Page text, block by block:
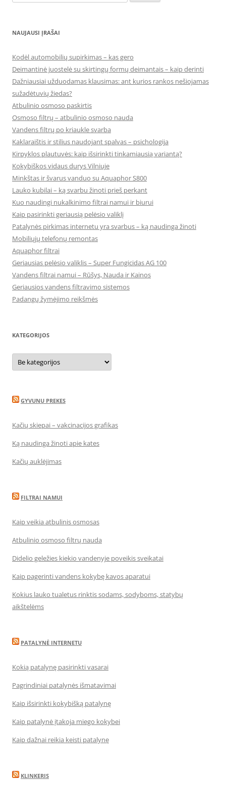
NAUJAUSI ĮRAŠAI
Kodėl automobilių supirkimas – kas gero
Deimantinė juostelė su skirtingų formų deimantais – kaip derinti
Dažniausiai užduodamas klausimas: ant kurios rankos nešiojamas
sužadėtuvių žiedas?
Atbulinio osmoso paskirtis
Osmoso filtrų – atbulinio osmoso nauda
Vandens filtrų po kriaukle svarba
Kaklaraištis ir stilius naudojant spalvas – psichologija
Kirpyklos plautuvės: kaip išsirinkti tinkamiausią variantą?
Kokybiškos vidaus durys Vilniuje
Minkštas ir švarus vanduo su Aquaphor S800
Lauko kubilai – ką svarbu žinoti prieš perkant
Kuo naudingi nukalkinimo filtrai namui ir biurui
Kaip pasirinkti geriausią pelėsio valiklį
Patalynės pirkimas internetu yra svarbus – ką naudinga žinoti
Mobiliųjų telefonų remontas
Aquaphor filtrai
Geriausias pelėsio valiklis – Super Fungicidas AG 100
Vandens filtrai namui – Rūšys, Nauda ir Kainos
Geriausios vandens filtravimo sistemos
Padangų žymėjimo reikšmės
KATEGORIJOS
Kategorijos
GYVUNU PREKES
Kačių skiepai – vakcinacijos grafikas
Ką naudinga žinoti apie kates
Kačių auklėjimas
FILTRAI NAMUI
Kaip veikia atbulinis osmosas
Atbulinio osmoso filtrų nauda
Didelio geležies kiekio vandenyje poveikis sveikatai
Kaip pagerinti vandens kokybę kavos aparatui
Kokius lauko tualetus rinktis sodams, sodyboms, statybų
aikštelėms
PATALYNĖ INTERNETU
Kokią patalynę pasirinkti vasarai
Pagrindiniai patalynės išmatavimai
Kaip išsirinkti kokybišką patalynę
Kaip patalynė įtakoja miego kokybei
Kaip dažnai reikia keisti patalynę
KLINKERIS